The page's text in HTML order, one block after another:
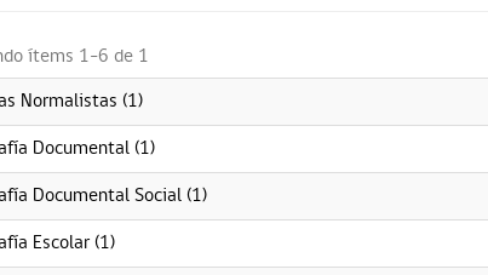
ítems 1-6 de 1
Normalistas (1)
Documental (1)
Documental Social (1)
Escolar (1)